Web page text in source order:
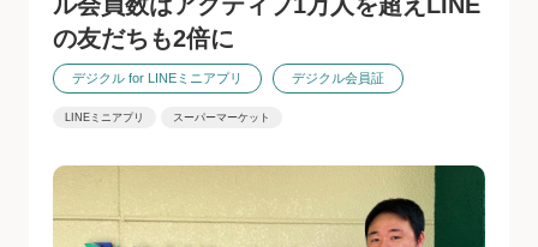
調査レポート
コラム
の友だちも2倍に
デジクル for LINEミニアプリ デジクル会員証
LINEミニアプリ スーパーマーケット